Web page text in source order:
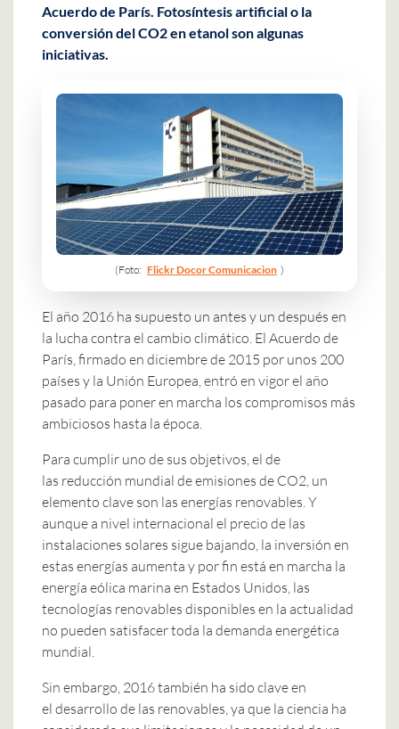
Acuerdo de París. Fotosíntesis artificial o la
conversión del CO2 en etanol son algunas
iniciativas.
(Foto: Flickr Docor Comunicacion )
El año 2016 ha supuesto un antes y un después en
la lucha contra el cambio climático. El Acuerdo de
París, firmado en diciembre de 2015 por unos 200
países y la Unión Europea, entró en vigor el año
pasado para poner en marcha los compromisos más
ambiciosos hasta la época.
Para cumplir uno de sus objetivos, el de
las reducción mundial de emisiones de CO2, un
elemento clave son las energías renovables. Y
aunque a nivel internacional el precio de las
instalaciones solares sigue bajando, la inversión en
estas energías aumenta y por fin está en marcha la
energía eólica marina en Estados Unidos, las
tecnologías renovables disponibles en la actualidad
no pueden satisfacer toda la demanda energética
mundial.
Sin embargo, 2016 también ha sido clave en
el desarrollo de las renovables, ya que la ciencia ha